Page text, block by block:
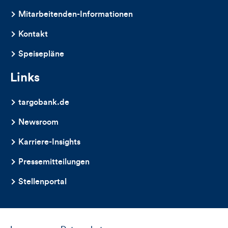
dieses
Artikels
Mitarbeitenden-Informationen
Kontakt
Speisepläne
Links
targobank.de
Newsroom
Karriere-Insights
Pressemitteilungen
Stellenportal